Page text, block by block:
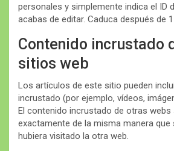
personales y simplemente indica el ID
acabas de editar. Caduca después de
Contenido incrustado
sitios web
Los artículos de este sitio pueden
incrustado (por ejemplo, vídeos,
El contenido incrustado de otras
exactamente de la misma manera que
hubiera visitado la otra web.